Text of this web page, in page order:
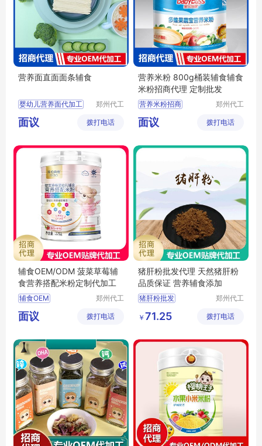
营养面直面面条辅食
婴幼儿营养面代加工
婴幼儿营养面贴牌代工
婴幼儿营养面oem
营养直面代加工
郑州代工
技有限公
面议 拨打电话
营养米粉 800g桶装辅食辅食
米粉招商代理 定制批发
营养米粉招商
营养米粉代理
桶装米粉批发
婴儿辅食招商
郑州代工
技有限公
面议 拨打电话
辅食OEM/ODM 菠菜草莓辅
食营养搭配米粉定制代加工
辅食OEM
辅食贴牌代工
辅食代工
郑州代工
技有限公
面议 拨打电话
猪肝粉批发代理 天然猪肝粉
品质保证 营养辅食添加
猪肝粉批发
辅食添加粉
营养辅食粉价格
郑州代工
技有限公
￥ 71.25 拨打电话